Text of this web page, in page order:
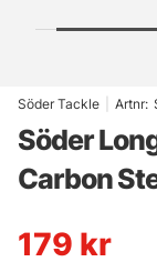
Söder Tackle Artnr:
Söder
Carbon
179 kr